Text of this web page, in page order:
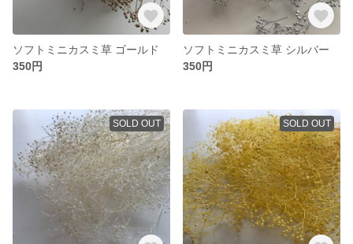
ソフトミニカスミ草 ゴールド
350円
ソフトミニカスミ草 シルバー
350円
SOLD OUT SOLD OUT